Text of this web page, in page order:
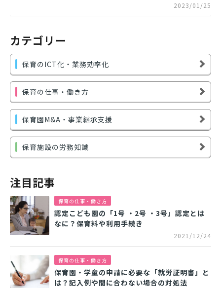
2023/01/25
カテゴリー
保育のICT化・業務効率化
保育の仕事・働き方
保育園M&A・事業継承支援
保育施設の労務知識
注目記事
保育の仕事・働き方
認定こども園の「1号 ・2号 ・3号」認定とは
なに？保育料や利用手続き
2021/12/24
保育の仕事・働き方
保育園・学童の申請に必要な「就労証明書」と
は？記入例や間に合わない場合の対処法